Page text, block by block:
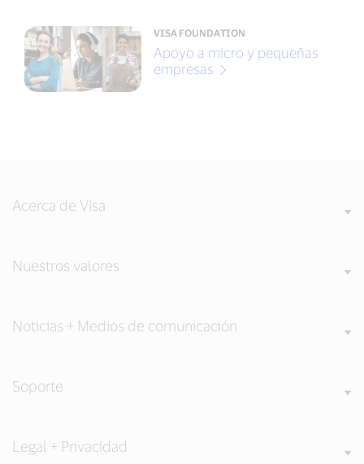
VISA FOUNDATION
Apoyo a micro y pequeñas
empresas
Acerca de Visa
Nuestros valores
Noticias + Medios de comunicación
Soporte
Legal + Privacidad